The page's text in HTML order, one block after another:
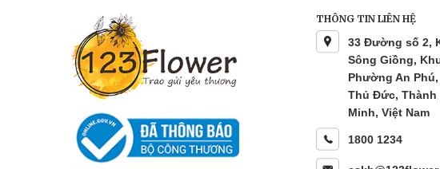
THÔNG TIN LIÊN HỆ
33 Đường số 2,
Sông Giồng,
Phường An
Thủ Đức, Thành
Minh, Việt Nam
1800 1234